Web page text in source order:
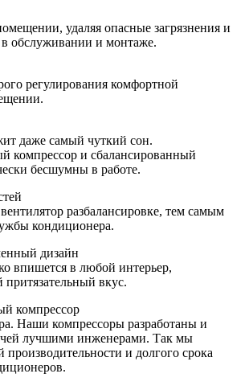
удаляя опасные загрязнения и
обслуживании и монтаже.
регулирования комфортной
даже самый чуткий сон.
компрессор и сбалансированный
бесшумны в работе.
разбалансировке, тем самым
кондиционера.
дизайн
впишется в любой интерьер,
притязательный вкус.
компрессор
Наши компрессоры разработаны и
лучшими инженерами. Так мы
производительности и долгого срока